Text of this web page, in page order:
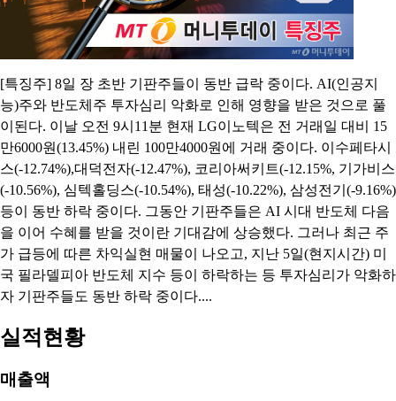
[특징주] 8일 장 초반 기판주들이 동반 급락 중이다. AI(인공지
능)주와 반도체주 투자심리 악화로 인해 영향을 받은 것으로 풀
이된다. 이날 오전 9시11분 현재 LG이노텍은 전 거래일 대비 15
만6000원(13.45%) 내린 100만4000원에 거래 중이다. 이수페타시
스(-12.74%),대덕전자(-12.47%), 코리아써키트(-12.15%, 기가비스
(-10.56%), 심텍홀딩스(-10.54%), 태성(-10.22%), 삼성전기(-9.16%)
등이 동반 하락 중이다. 그동안 기판주들은 AI 시대 반도체 다음
을 이어 수혜를 받을 것이란 기대감에 상승했다. 그러나 최근 주
가 급등에 따른 차익실현 매물이 나오고, 지난 5일(현지시간) 미
국 필라델피아 반도체 지수 등이 하락하는 등 투자심리가 악화하
자 기판주들도 동반 하락 중이다....
실적현황
매출액